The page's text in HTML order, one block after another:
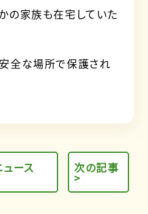
の家族も在宅していた
全な場所で保護され
ース 次の記事
>